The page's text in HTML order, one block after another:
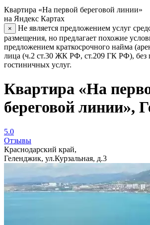
Квартира «На первой береговой линии»
на Яндекс Картах
×
Не является предложением услуг
размещения, но предлагает похожие
предложением краткосрочного найма
лица (ч.2 ст.30 ЖК РФ, ст.209 ГК РФ), без
гостиничных услуг.
Квартира «На
береговой линии»,
5.0
Отзывы
Краснодарский край,
Геленджик, ул.Курзальная, д.3